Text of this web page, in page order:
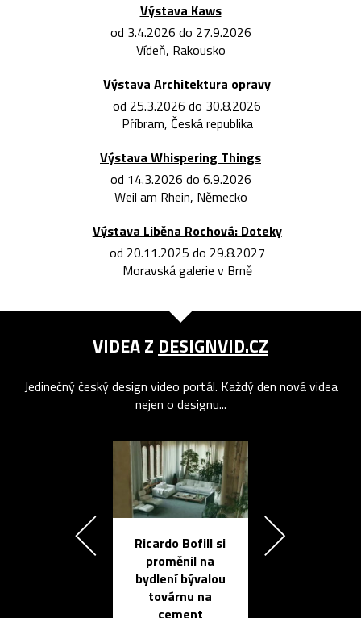
Výstava Kaws
od 3.4.2026 do 27.9.2026
Vídeň, Rakousko
Výstava Architektura opravy
od 25.3.2026 do 30.8.2026
Příbram, Česká republika
Výstava Whispering Things
od 14.3.2026 do 6.9.2026
Weil am Rhein, Německo
Výstava Liběna Rochová: Doteky
od 20.11.2025 do 29.8.2027
Moravská galerie v Brně
VIDEA Z DESIGNVID.CZ
Jedinečný český design video portál. Každý den nová videa
nejen o designu...
Ricardo Bofill si
proměnil na
bydlení bývalou
továrnu na